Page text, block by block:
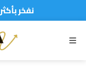
نفخر بأكثر من 5000
MENU